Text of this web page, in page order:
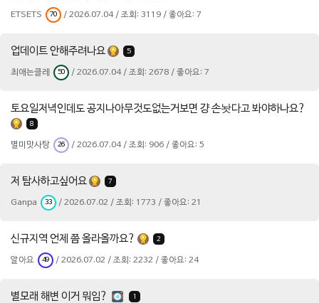
ETSETS 70 / 2026.07.04 / 조회: 3119 / 좋아요: 7
업데이트 안해주려나요 5
최애는클레 50 / 2026.07.04 / 조회: 2678 / 좋아요: 7
토요일저녁인데도 공지나아무것도없는거보면 걍 손놧다고 봐야하나요?
8
별미맛사탕 26 / 2026.07.04 / 조회: 906 / 좋아요: 5
저 탐사하고싶어요 7
Ganpa 33 / 2026.07.02 / 조회: 1773 / 좋아요: 21
신규지역 언제 쯤 올라올까요? 2
알아요 49 / 2026.07.02 / 조회: 2232 / 좋아요: 24
별모래 해변 이거 뭐임? 1